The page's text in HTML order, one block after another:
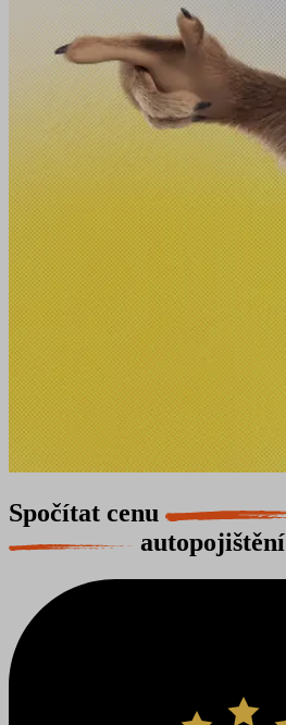
Spočítat cenu
autopojištění